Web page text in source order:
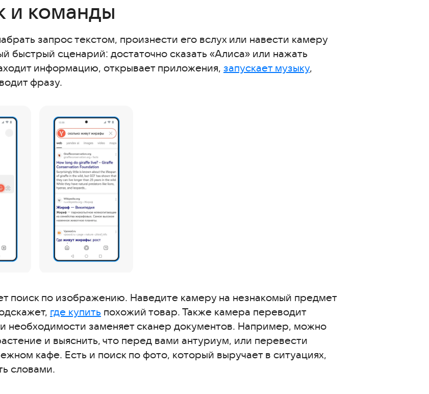
и команды
запрос текстом, произнести его вслух или навести камеру
быстрый сценарий: достаточно сказать «Алиса» или нажать
информацию, открывает приложения, запускает музыку,
фразу.
поиск по изображению. Наведите камеру на незнакомый предмет
где купить похожий товар. Также камера переводит
необходимости заменяет сканер документов. Например, можно
и выяснить, что перед вами антуриум, или перевести
кафе. Есть и поиск по фото, который выручает в ситуациях,
словами.